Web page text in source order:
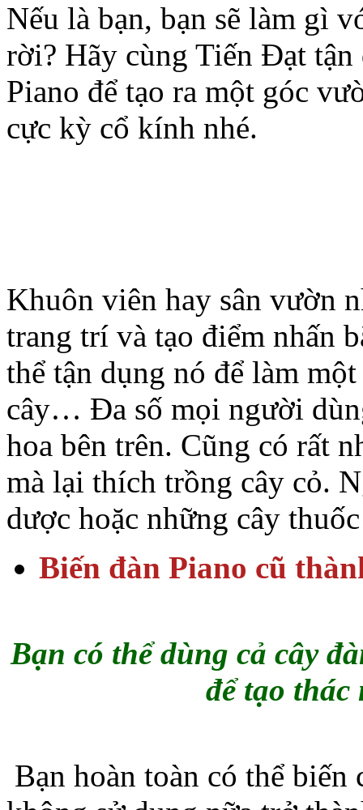
Nếu là bạn, bạn sẽ làm gì
rời? Hãy cùng Tiến Đạt tận
Piano để tạo ra một góc
cực kỳ cổ kính nhé.
Khuôn viên hay sân vườn
trang trí và tạo điểm nhấn
thể tận dụng nó để làm
cây… Đa số mọi người
hoa bên trên. Cũng có rất
mà lại thích trồng cây cỏ.
dược hoặc những cây
Biến đàn Piano cũ
Bạn có thể dùng cả cây
để tạo
Bạn hoàn toàn có thể biến